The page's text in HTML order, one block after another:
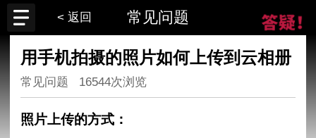
< 返回 常见问题
用手机拍摄的照片如何上传到云相册
常见问题 16544次浏览
照片上传的方式：